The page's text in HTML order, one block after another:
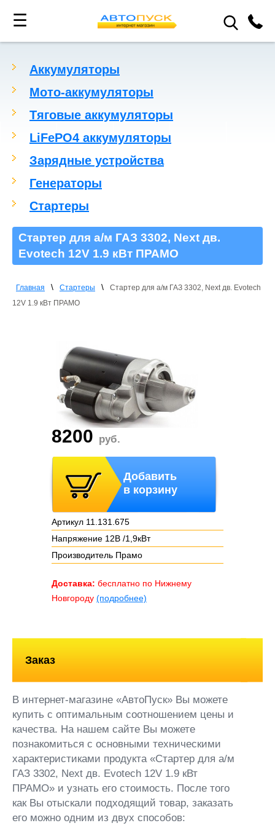
☰
Аккумуляторы
Мото-аккумуляторы
Тяговые аккумуляторы
LiFePO4 аккумуляторы
Зарядные устройства
Генераторы
Стартеры
Стартер для а/м ГАЗ 3302, Next дв.
Evotech 12V 1.9 кВт ПРАМО
Главная \ Стартеры \
Стартер для а/м ГАЗ 3302, Next дв. Evotech
12V 1.9 кВт ПРАМО
8200 руб.
Добавить
в корзину
Артикул 11.131.675
Напряжение 12В /1,9кВт
Производитель Прамо
Доставка: бесплатно по Нижнему
Новгороду (подробнее)
Заказ
В интернет-магазине «АвтоПуск» Вы можете
купить с оптимальным соотношением цены и
качества. На нашем сайте Вы можете
познакомиться с основными техническими
характеристиками продукта «Стартер для а/м
ГАЗ 3302, Next дв. Evotech 12V 1.9 кВт
ПРАМО» и узнать его стоимость. После того
как Вы отыскали подходящий товар, заказать
его можно одним из двух способов: